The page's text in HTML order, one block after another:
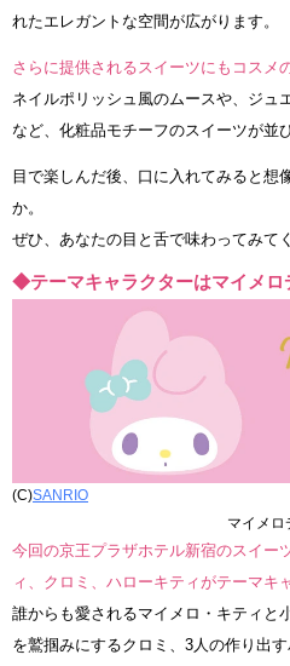
れたエレガントな空間が広がります。
さらに提供されるスイーツにもコスメ
ネイルポリッシュ風のムースや、ジュ
など、化粧品モチーフのスイーツが並
目で楽しんだ後、口に入れてみると想
か。
ぜひ、あなたの目と舌で味わってみて
◆テーマキャラクターはマイメロ
(C)SANRIO
マイメロ
今回の京王プラザホテル新宿のスイー
ィ、クロミ、ハローキティがテーマキ
誰からも愛されるマイメロ・キティと
を鷲掴みにするクロミ、3人の作り出